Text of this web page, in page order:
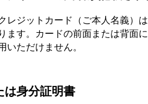
レジットカード（ご本人名義）
ます。カードの前面または背
いただけません。
は身分証明書